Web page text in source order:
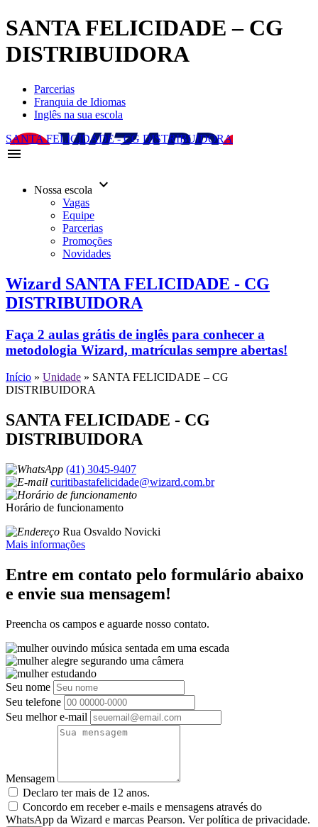
SANTA FELICIDADE – CG
DISTRIBUIDORA
Parcerias
Franquia de Idiomas
Inglês na sua escola
SANTA FELICIDADE - CG DISTRIBUIDORA
menu
Nossa escola keyboard_arrow_down
Vagas
Equipe
Parcerias
Promoções
Novidades
Wizard SANTA FELICIDADE - CG
DISTRIBUIDORA
Faça 2 aulas grátis de inglês para conhecer a
metodologia Wizard, matrículas sempre abertas!
Início » Unidade » SANTA FELICIDADE – CG
DISTRIBUIDORA
SANTA FELICIDADE - CG
DISTRIBUIDORA
(41) 3045-9407
curitibastafelicidade@wizard.com.br
Horário de funcionamento
Rua Osvaldo Novicki
Mais informações
Entre em contato pelo formulário abaixo
e envie sua mensagem!
Preencha os campos e aguarde nosso contato.
Seu nome
Seu telefone
Seu melhor e-mail
Mensagem
Declaro ter mais de 12 anos.
Concordo em receber e-mails e mensagens através do
WhatsApp da Wizard e marcas Pearson. Ver política de privacidade.